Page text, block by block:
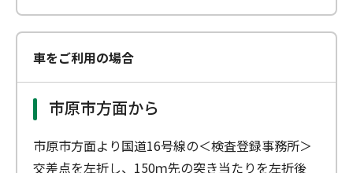
車をご利用の場合
市原市方面から
市原市方面より国道16号線の＜検査登録事務所＞
交差点を左折し、150ｍ先の突き当たりを左折後